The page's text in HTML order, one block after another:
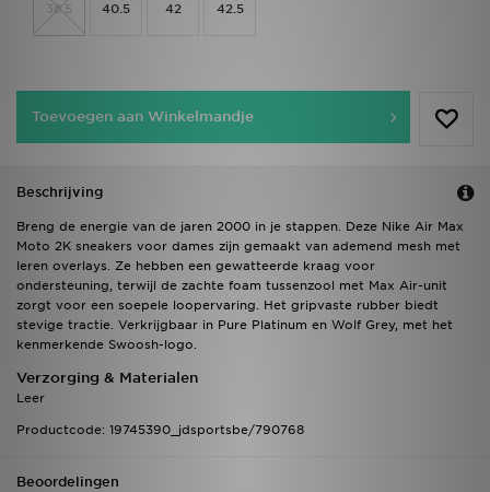
38.5 40.5 42 42.5
Toevoegen aan Winkelmandje
Beschrijving
Breng de energie van de jaren 2000 in je stappen. Deze Nike Air Max
Moto 2K sneakers voor dames zijn gemaakt van ademend mesh met
leren overlays. Ze hebben een gewatteerde kraag voor
ondersteuning, terwijl de zachte foam tussenzool met Max Air-unit
zorgt voor een soepele loopervaring. Het gripvaste rubber biedt
stevige tractie. Verkrijgbaar in Pure Platinum en Wolf Grey, met het
kenmerkende Swoosh-logo.
Verzorging & Materialen
Leer
Productcode: 19745390_jdsportsbe/790768
Beoordelingen
Wie wij zijn